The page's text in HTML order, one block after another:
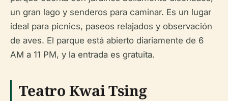
un gran lago y senderos para caminar. Es un lugar
ideal para picnics, paseos relajados y observación
de aves. El parque está abierto diariamente de 6
AM a 11 PM, y la entrada es gratuita.
Teatro Kwai Tsing